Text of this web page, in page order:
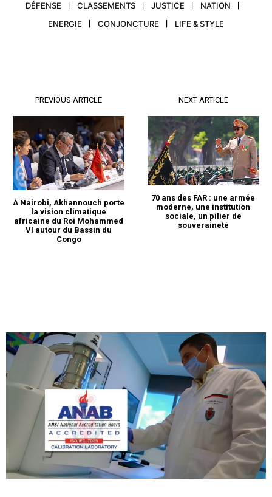
DÉFENSE CLASSEMENTS JUSTICE
NATION
ENERGIE
CONJONCTURE LIFE & STYLE
PREVIOUS ARTICLE
À Nairobi, Akhannouch porte
la vision climatique
africaine du Roi Mohammed
VI autour du Bassin du
Congo
NEXT ARTICLE
70 ans des FAR : une armée
moderne, une institution
sociale, un pilier de
souveraineté